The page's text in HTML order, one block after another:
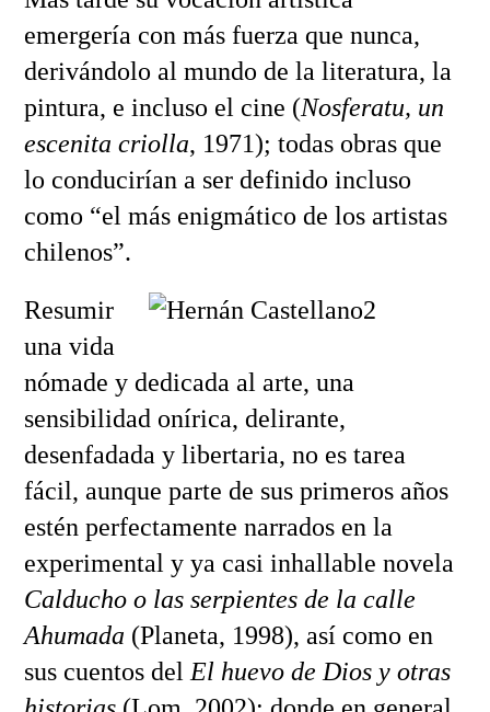
emergería con más fuerza que nunca,
derivándolo al mundo de la literatura, la
pintura, e incluso el cine (Nosferatu, un
escenita criolla, 1971); todas obras que
lo conducirían a ser definido incluso
como “el más enigmático de los artistas
chilenos”.
Resumir
una vida
nómade y dedicada al arte, una
sensibilidad onírica, delirante,
desenfadada y libertaria, no es tarea
fácil, aunque parte de sus primeros años
estén perfectamente narrados en la
experimental y ya casi inhallable novela
Calducho o las serpientes de la calle
Ahumada (Planeta, 1998), así como en
sus cuentos del El huevo de Dios y otras